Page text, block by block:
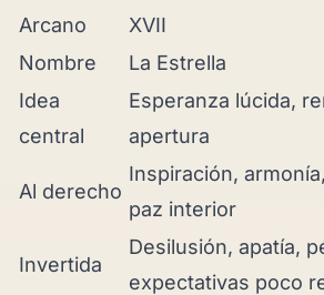
Arcano
XVII
Nombre
La Estrella
Idea
central
Esperanza lúcida,
apertura
Al derecho
Inspiración,
paz interior
Invertida
Desilusión, apatía,
expectativas poco